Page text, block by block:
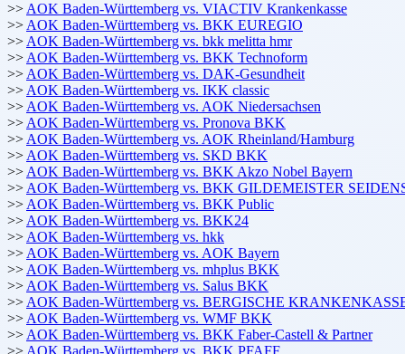
>> AOK Baden-Württemberg vs. VIACTIV Krankenkasse
>> AOK Baden-Württemberg vs. BKK EUREGIO
>> AOK Baden-Württemberg vs. bkk melitta hmr
>> AOK Baden-Württemberg vs. BKK Technoform
>> AOK Baden-Württemberg vs. DAK-Gesundheit
>> AOK Baden-Württemberg vs. IKK classic
>> AOK Baden-Württemberg vs. AOK Niedersachsen
>> AOK Baden-Württemberg vs. Pronova BKK
>> AOK Baden-Württemberg vs. AOK Rheinland/Hamburg
>> AOK Baden-Württemberg vs. SKD BKK
>> AOK Baden-Württemberg vs. BKK Akzo Nobel Bayern
>> AOK Baden-Württemberg vs. BKK GILDEMEISTER
>> AOK Baden-Württemberg vs. BKK Public
>> AOK Baden-Württemberg vs. BKK24
>> AOK Baden-Württemberg vs. hkk
>> AOK Baden-Württemberg vs. AOK Bayern
>> AOK Baden-Württemberg vs. mhplus BKK
>> AOK Baden-Württemberg vs. Salus BKK
>> AOK Baden-Württemberg vs. BERGISCHE
>> AOK Baden-Württemberg vs. WMF BKK
>> AOK Baden-Württemberg vs. BKK Faber-Castell & Partner
>> AOK Baden-Württemberg vs. BKK PFAFF